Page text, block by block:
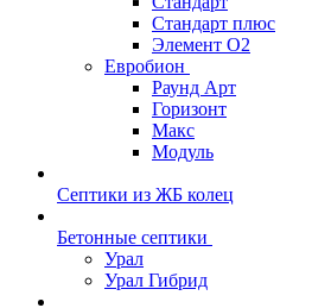
Стандарт плюс
Элемент О2
Евробион
Раунд Арт
Горизонт
Макс
Модуль
Септики из ЖБ колец
Бетонные септики
Урал
Урал Гибрид